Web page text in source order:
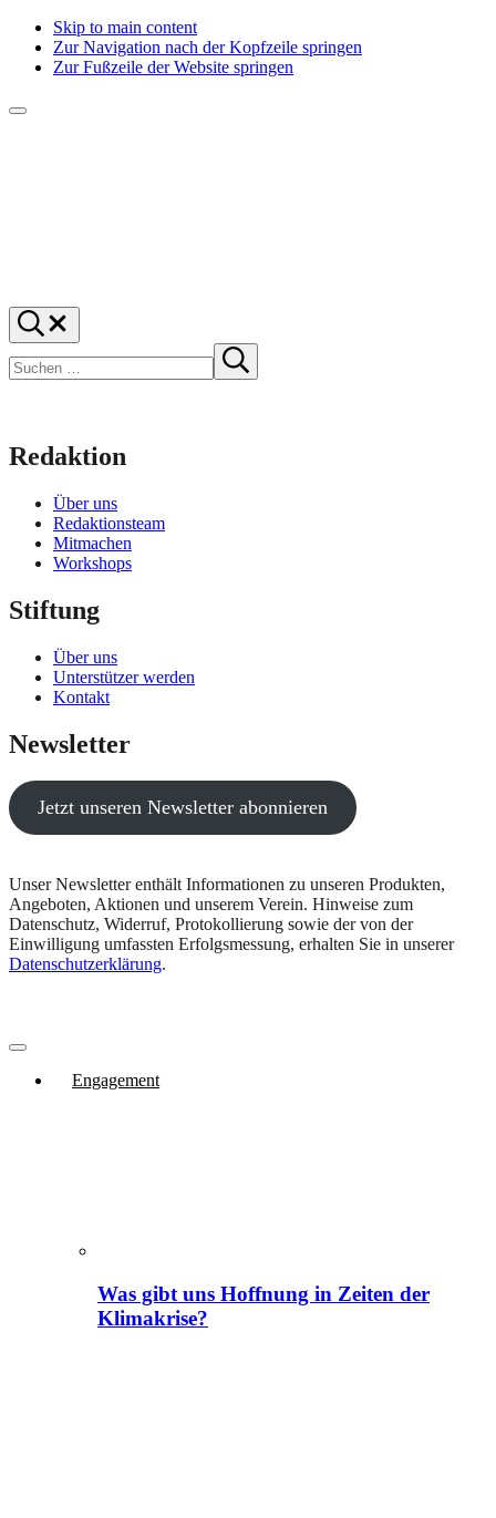
Skip to main content
Zur Navigation nach der Kopfzeile springen
Zur Fußzeile der Website springen
Menü
f1rstlife
Und
was
denkst
du?
Suchen
…
Suche
starten
Redaktion
Über uns
Redaktionsteam
Mitmachen
Workshops
Stiftung
Über uns
Unterstützer werden
Kontakt
Newsletter
Jetzt unseren Newsletter abonnieren
Unser Newsletter enthält Informationen zu unseren Produkten,
Angeboten, Aktionen und unserem Verein. Hinweise zum
Datenschutz, Widerruf, Protokollierung sowie der von der
Einwilligung umfassten Erfolgsmessung, erhalten Sie in unserer
Datenschutzerklärung.
Engagement
Was gibt uns Hoffnung in Zeiten der
Klimakrise?